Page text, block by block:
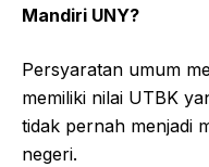
Mandiri UNY?
Persyaratan umum
memiliki nilai UTBK
tidak pernah menjadi
negeri.